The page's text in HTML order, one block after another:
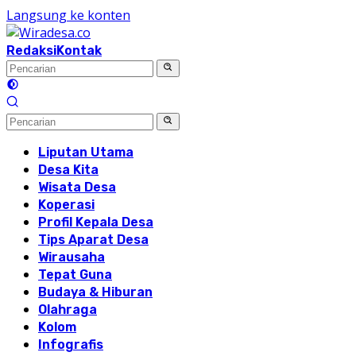
Langsung ke konten
RedaksiKontak
Liputan Utama
Desa Kita
Wisata Desa
Koperasi
Profil Kepala Desa
Tips Aparat Desa
Wirausaha
Tepat Guna
Budaya & Hiburan
Olahraga
Kolom
Infografis